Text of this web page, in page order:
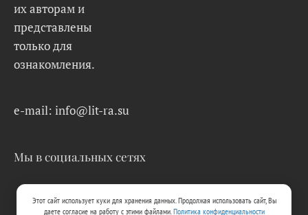
их авторам и
представлены
только для
ознакомления.
e-mail: info@lit-ra.su
Мы в социальных сетях
Этот сайт использует куки для хранения данных. Продолжая использовать сайт, Вы
даете согласие на работу с этими файлами.Политика конфиденциальности